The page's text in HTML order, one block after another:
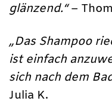
glänzend.“–
„Das Shampoo
ist einfach
sich nach dem
Julia K.